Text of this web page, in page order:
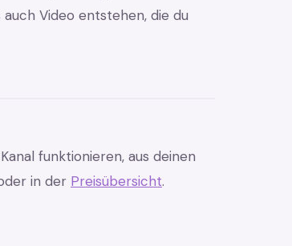
Video entstehen, die du
funktionieren, aus deinen
in der Preisübersicht.